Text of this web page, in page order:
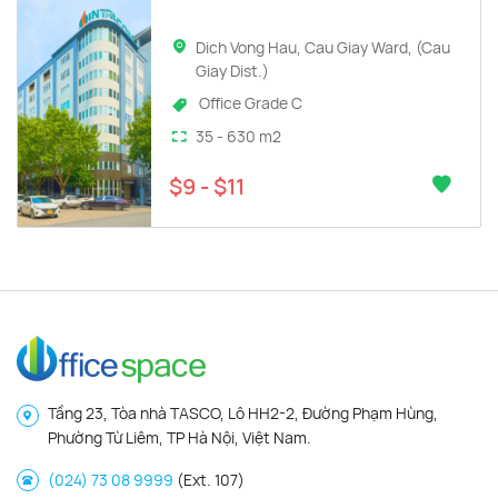
Dich Vong Hau, Cau Giay Ward, (Cau
Giay Dist.)
Office Grade C
35 - 630 m2
$9 - $11
Tầng 23, Tòa nhà TASCO, Lô HH2-2, Đường Phạm Hùng,
Phường Từ Liêm, TP Hà Nội, Việt Nam.
(024) 73 08 9999 (Ext. 107)